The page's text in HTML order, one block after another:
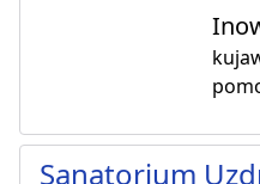
Sanatorium